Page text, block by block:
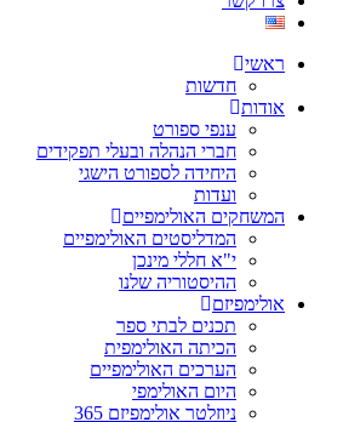
ראשי
חדשות
אודות
ענפי ספורט
חברי הנהלה ובעלי תפקידים
היחידה לספורט הישגי
ועדות
המשחקים האולימפיים
המדליסטים האולימפיים
י"א חללי מינכן
ההיסטוריה שלנו
אולימפיזם
תכנים לבתי ספר
הכיתה האולימפית
הערכים האולימפיים
היום האולימפי
ניוזלטר אולימפיזם 365